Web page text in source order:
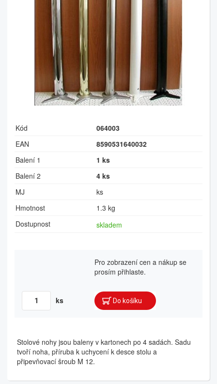
Kód
064003
EAN
8590531640032
Balení 1
1 ks
Balení 2
4 ks
MJ
ks
Hmotnost
1.3 kg
Dostupnost
skladem
Pro zobrazení cen a nákup se
prosím přihlaste.
ks
Stolové nohy jsou baleny v kartonech po 4 sadách. Sadu
tvoří noha, příruba k uchycení k desce stolu a
připevňovací šroub M 12.